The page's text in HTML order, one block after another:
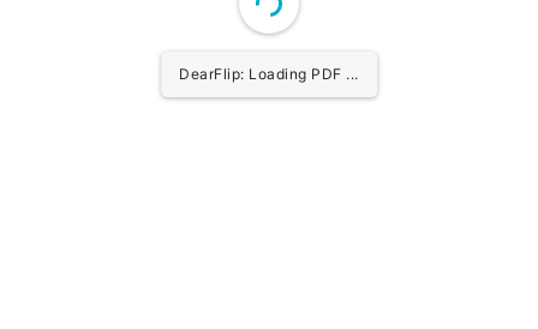
DearFlip: Loading PDF 9% ...